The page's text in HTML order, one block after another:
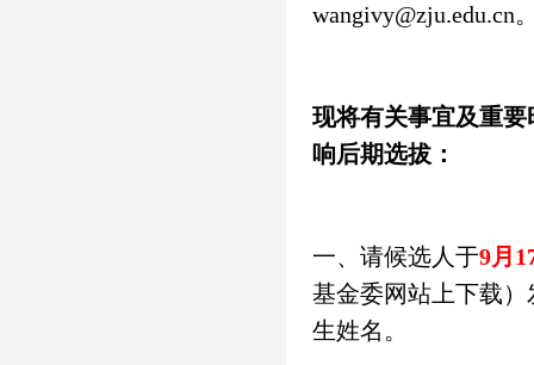
wangivy@zju.edu.cn
现将有关事宜及重
响后期选拔：
一、请候选人于9月
基金委网站上下载）
生姓名。